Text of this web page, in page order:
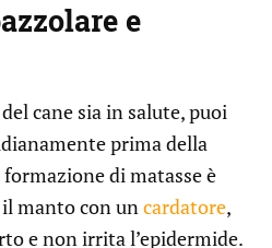
e
cane sia in salute, puoi
prima della
di matasse è
manto con uncardatore,
e non irrita l’epidermide.